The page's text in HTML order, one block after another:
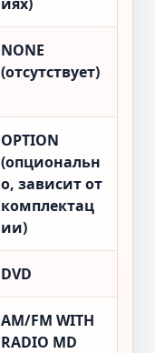
NONE
(отсутствует)
OPTION
(опциональн
о, зависит от
комплектац
ии)
DVD
AM/FM WITH
RADIO MD